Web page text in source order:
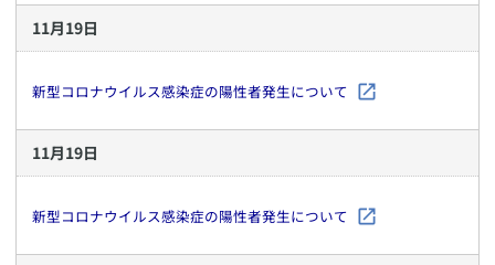
11月19日
新型コロナウイルス感染症の陽性者発生について
11月19日
新型コロナウイルス感染症の陽性者発生について